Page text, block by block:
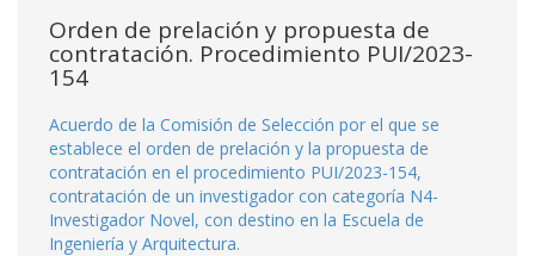
Orden de prelación y propuesta de
contratación. Procedimiento PUI/2023-
154
Acuerdo de la Comisión de Selección por el que se
establece el orden de prelación y la propuesta de
contratación en el procedimiento PUI/2023-154,
contratación de un investigador con categoría N4-
Investigador Novel, con destino en la Escuela de
Ingeniería y Arquitectura.